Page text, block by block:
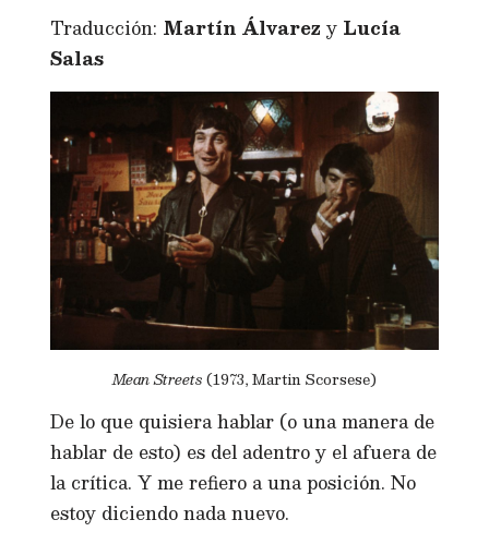
Traducción: Martín Álvarezy Lucía
Salas
Mean Streets(1973, Martin Scorsese)
De lo que quisiera hablar (o una manera de
hablar de esto) es del adentro y el afuera de
la crítica. Y me refiero a una posición. No
estoy diciendo nada nuevo.